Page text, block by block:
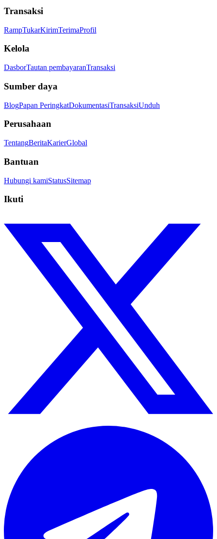
Transaksi
RampTukarKirimTerimaProfil
Kelola
DasborTautan pembayaranTransaksi
Sumber daya
BlogPapan PeringkatDokumentasiTransaksiUnduh
Perusahaan
TentangBeritaKarierGlobal
Bantuan
Hubungi kamiStatusSitemap
Ikuti